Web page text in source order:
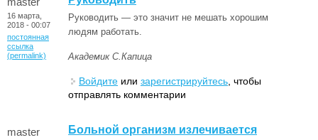
16 марта,
2018 - 00:07
постоянная
ссылка
(permalink)
Руководить — это значит не мешать хорошим
людям работать.
Академик С.Капица
Войдите или зарегистрируйтесь , чтобы
отправлять комментарии
master Больной организм излечивается